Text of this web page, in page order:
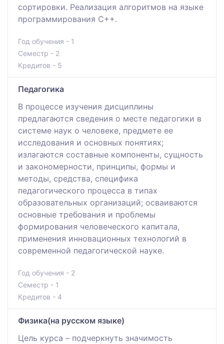
сортировки. Реализация алгоритмов на языке
программирования С++.
Год обучения - 1
Семестр - 2
Кредитов - 5
Педагогика
В процессе изучения дисциплины
предлагаются сведения о месте педагогики в
системе наук о человеке, предмете ее
исследования и основных понятиях;
излагаются составные компоненты, сущность
и закономерности, принципы, формы и
методы, средства, специфика
педагогического процесса в типах
образовательных организаций; осваиваются
основные требования и проблемы
формирования человеческого капитала,
применения инновационных технологий в
современной педагогической науке.
Год обучения - 2
Семестр - 1
Кредитов - 4
Физика(на русском языке)
Цель курса – подчеркнуть значимость